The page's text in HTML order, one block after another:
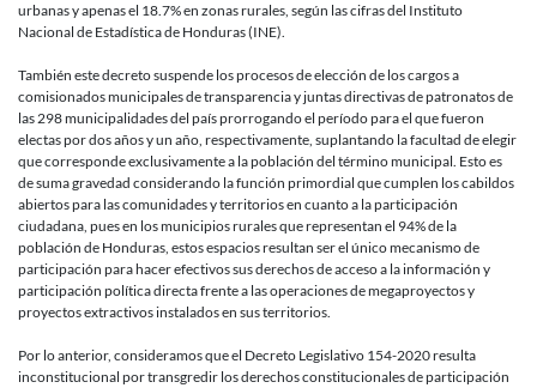
el
uso
de
poderes
de
Honduras
urbanas y apenas el 18.7% en zonas rurales, según las cifras del Instituto
Nacional de Estadística de Honduras (INE).
También este decreto suspende los procesos de elección de los cargos a
comisionados municipales de transparencia y juntas directivas de patronatos de
las 298 municipalidades del país prorrogando el período para el que fueron
electas por dos años y un año, respectivamente, suplantando la facultad de elegir
que corresponde exclusivamente a la población del término municipal. Esto es
de suma gravedad considerando la función primordial que cumplen los cabildos
abiertos para las comunidades y territorios en cuanto a la participación
ciudadana, pues en los municipios rurales que representan el 94% de la
población de Honduras, estos espacios resultan ser el único mecanismo de
participación para hacer efectivos sus derechos de acceso a la información y
participación política directa frente a las operaciones de megaproyectos y
proyectos extractivos instalados en sus territorios.
Por lo anterior, consideramos que el Decreto Legislativo 154-2020 resulta
inconstitucional por transgredir los derechos constitucionales de participación